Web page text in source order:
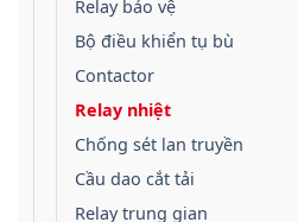
Relay bảo vệ
Bộ điều khiển tụ bù
Contactor
Relay nhiệt
Chống sét lan truyền
Cầu dao cắt tải
Relay trung gian